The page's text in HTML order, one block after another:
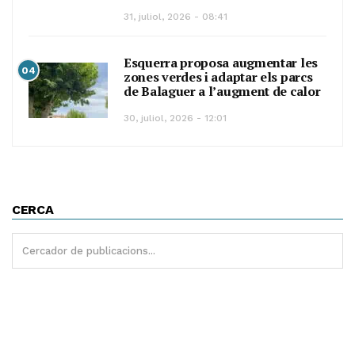
31, juliol, 2026 - 08:41
04
Esquerra proposa augmentar les
zones verdes i adaptar els parcs
de Balaguer a l’augment de calor
30, juliol, 2026 - 12:01
CERCA